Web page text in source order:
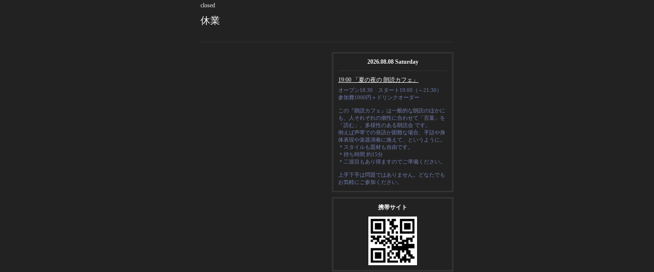
closed
休業
2026.08.08 Saturday
19:00 「夏の夜の 朗読カフェ」
オープン18:30 スタート19:00（～21:30）
参加費1000円＋ドリンクオーダー
この『朗読カフェ』は一般的な朗読のほかに
も、人それぞれの個性に合わせて「言葉」を
「読む」、多様性のある朗読会 です。
例えば声帯での発語が困難な場合、手話や身
体表現や楽器演奏に換えて、というように
＊スタイルも題材も自由です。
＊ 持ち時間 約15分
＊二巡目もあり得ますのでご準備ください。
上手下手は問題ではありません。どなたでも
お気軽にご参加ください。
携帯サイト